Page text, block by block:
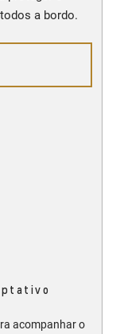
a bordo.
acompanhar o